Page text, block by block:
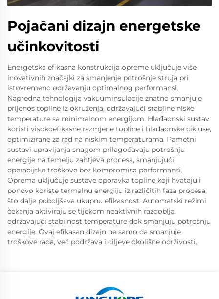
Pojačani dizajn energetske
učinkovitosti
Energetska efikasna konstrukcija opreme uključuje više
inovativnih značajki za smanjenje potrošnje struja pri
istovremeno održavanju optimalnog performansi.
Napredna tehnologija vakuuminsulacije znatno smanjuje
prijenos topline iz okruženja, održavajući stabilne niske
temperature sa minimalnom energijom. Hlađaonski sustav
koristi visokoefikasne razmjene topline i hlađaonske cikluse,
optimizirane za rad na niskim temperaturama. Pametni
sustavi upravljanja snagom prilagođavaju potrošnju
energije na temelju zahtjeva procesa, smanjujući
operacijske troškove bez kompromisa performansi.
Oprema uključuje sustave oporavka topline koji hvataju i
ponovo koriste termalnu energiju iz različitih faza procesa,
što dalje poboljšava ukupnu efikasnost. Automatski režimi
čekanja aktiviraju se tijekom neaktivnih razdoblja,
održavajući stabilnost temperature dok smanjuju potrošnju
energije. Ovaj efikasan dizajn ne samo da smanjuje
troškove rada, već podržava i ciljeve okolišne održivosti.